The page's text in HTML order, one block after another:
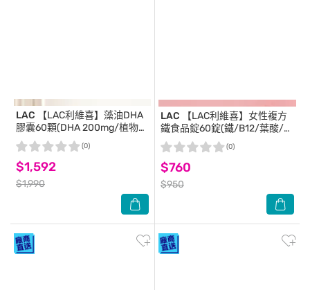
LAC 【LAC利維喜】藻油DHA
膠囊60顆(DHA 200mg/植物性
DHA/全孕期適用)
$1,592
$1,990
(0)
LAC 【LAC利維喜】女性複方
鐵食品錠60錠(鐵/B12/葉酸/素
食可)
$760
$950
(0)